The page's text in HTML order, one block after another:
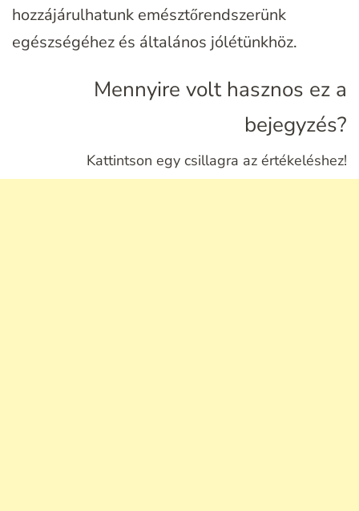
hozzájárulhatunk emésztőrendszerünk
egészségéhez és általános jólétünkhöz.
Mennyire volt hasznos ez a
bejegyzés?
Kattintson egy csillagra az értékeléshez!